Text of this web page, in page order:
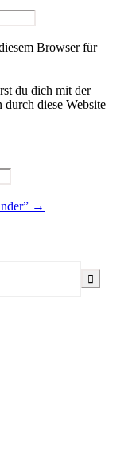
Browser für
du dich mit der
durch diese Website
→